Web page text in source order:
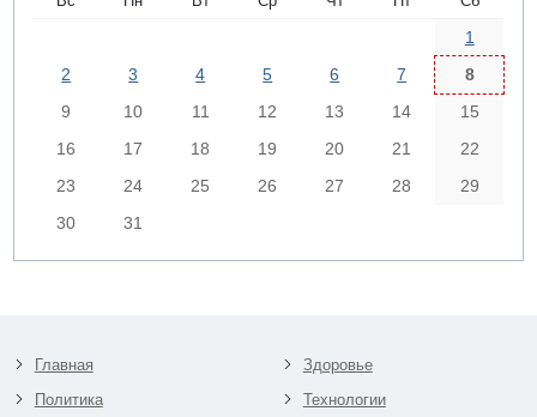
1
2
3 4 5 6 7
8
9
10 11 12 13 14
15
16
17 18 19 20 21
22
23
24 25 26 27 28
29
30
31
Главная
Политика
Здоровье
Технологии